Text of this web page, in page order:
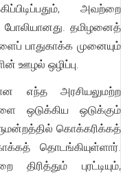
அவற்றை
போலியானது. தமிழனைத்
பாதுகாக்க முனையும்
ஊழல் ஒழிப்பு.
எந்த அரசியலுமற்ற
ஒடுக்கிய ஒடுக்கும்
கொக்கரிக்கத்
தொடங்கியுள்ளார்.
புரட்டியும்,